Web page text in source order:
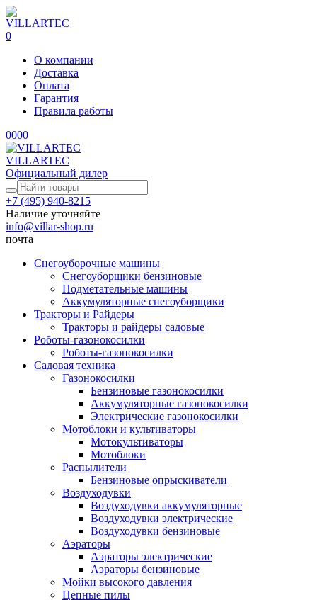
0
О компании
Доставка
Оплата
Гарантия
Правила работы
0000
VILLARTEC
Официальный дилер
+7 (495) 940-8215
Наличие уточняйте
info@villar-shop.ru
почта
Снегоуборочные машины
Снегоуборщики бензиновые
Подметательные машины
Аккумуляторные снегоуборщики
Тракторы и Райдеры
Тракторы и райдеры садовые
Роботы-газонокосилки
Роботы-газонокосилки
Садовая техника
Газонокосилки
Бензиновые газонокосилки
Аккумуляторные газонокосилки
Электрические газонокосилки
Мотоблоки и культиваторы
Мотокультиваторы
Мотоблоки
Распылители
Бензиновые опрыскиватели
Воздуходувки
Воздуходувки аккумуляторные
Воздуходувки электрические
Воздуходувки бензиновые
Аэраторы
Аэраторы электрические
Аэраторы бензиновые
Мойки высокого давления
Цепные пилы